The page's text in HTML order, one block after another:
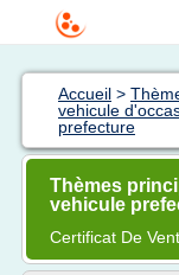
Accueil >
vehicule
prefecture
Thèmes
vehicule
Certificat De